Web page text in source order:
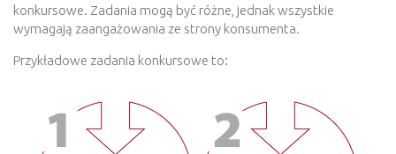
konkursowe. Zadania mogą być różne, jednak wszystkie
wymagają zaangażowania ze strony konsumenta.
Przykładowe zadania konkursowe to: